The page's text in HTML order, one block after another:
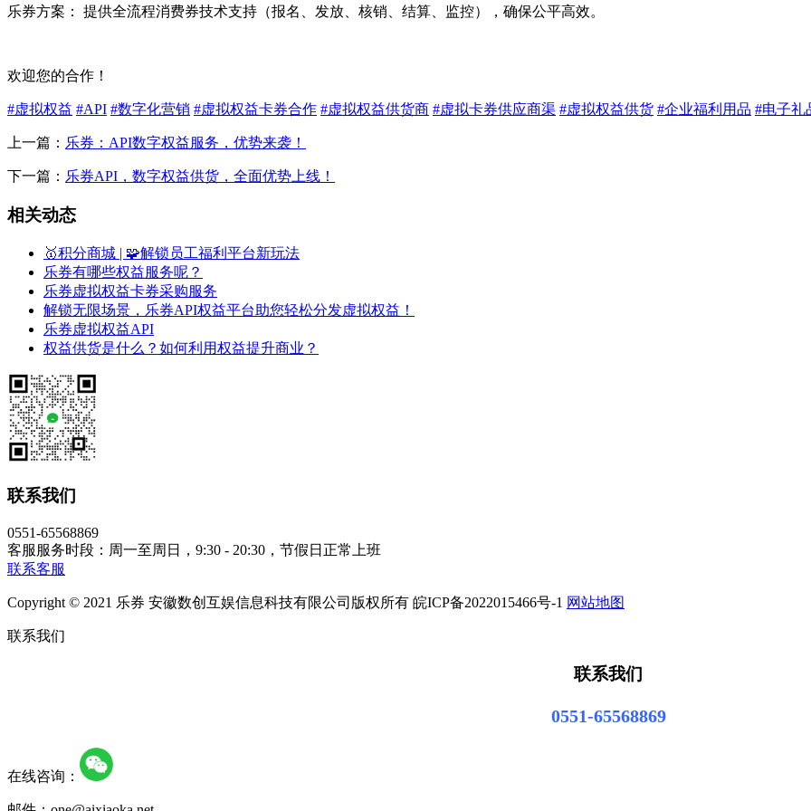
乐券方案： 提供全流程消费券技术支持（报名、发放、核销、结算、监控），确保公平高效。
欢迎您的合作！
#虚拟权益 #API #数字化营销 #虚拟权益卡券合作 #虚拟权益供货商 #虚拟卡券供应商渠 #虚拟权益供货 #企业福利用品 #电子礼
上一篇： 乐券：API数字权益服务，优势来袭！
下一篇： 乐券API，数字权益供货，全面优势上线！
相关动态
🥇积分商城 | 🧩解锁员工福利平台新玩法
乐券有哪些权益服务呢？
乐券虚拟权益卡券采购服务
解锁无限场景，乐券API权益平台助您轻松分发虚拟权益！
乐券虚拟权益API
权益供货是什么？如何利用权益提升商业？
联系我们
0551-65568869
客服服务时段：周一至周日，9:30 - 20:30，节假日正常上班
联系客服
Copyright © 2021 乐券 安徽数创互娱信息科技有限公司版权所有 皖ICP备2022015466号-1 网站地图
联系我们
联系我们
0551-65568869
在线咨询：